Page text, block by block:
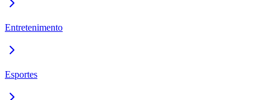
Entretenimento
Esportes